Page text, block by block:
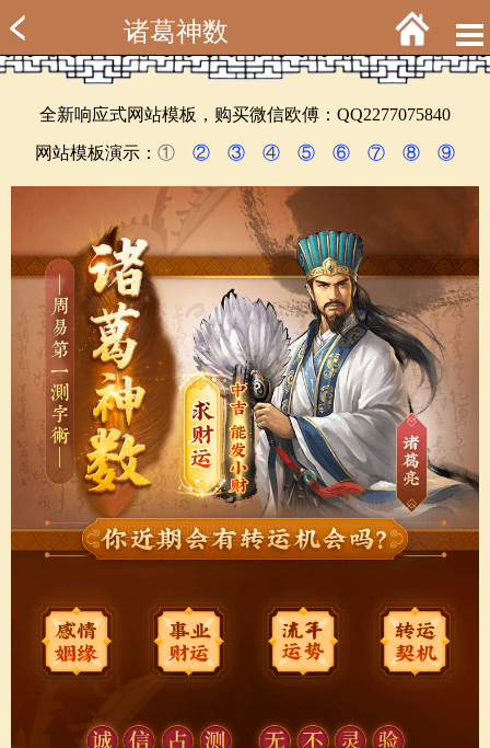
诸葛神数
全新响应式网站模板，购买微信欧傅：QQ2277075840
网站模板演示： ① ② ③ ④ ⑤ ⑥ ⑦ ⑧ ⑨